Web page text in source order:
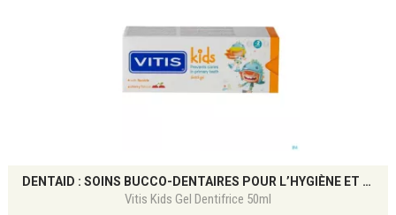
DENTAID : SOINS BUCCO-DENTAIRES POUR L’HYGIÈNE ET GENCIVES
Vitis Kids Gel Dentifrice 50ml